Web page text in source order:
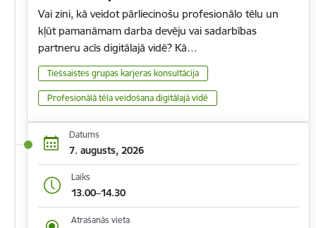
Vai zini, kā veidot pārliecinošu profesionālo tēlu un
kļūt pamanāmam darba devēju vai sadarbības
partneru acīs digitālajā vidē? Kā…
Tiešsaistes grupas karjeras konsultācija
Profesionālā tēla veidošana digitālajā vidē
Datums
7. augusts, 2026
Laiks
13.00–14.30
Atrašanās vieta